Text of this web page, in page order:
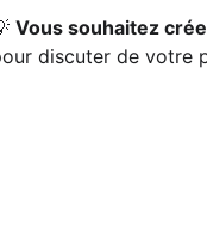
Vous souhaitez
discuter de votre